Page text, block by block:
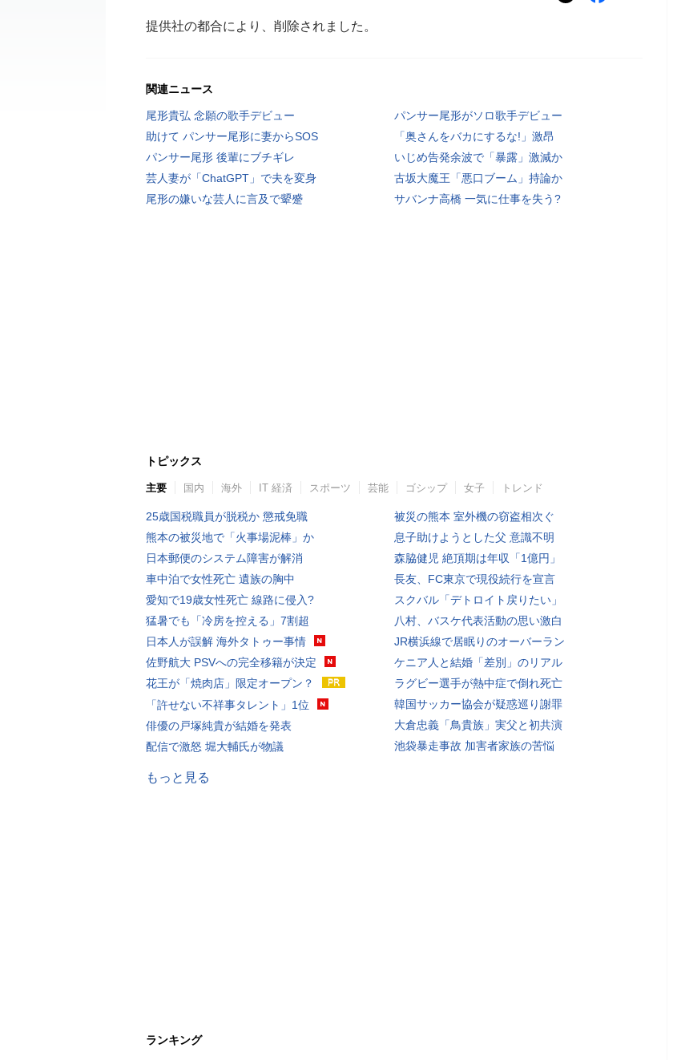
提供社の都合により、削除されました。
関連ニュース
尾形貴弘 念願の歌手デビュー
パンサー尾形がソロ歌手デビュー
助けて パンサー尾形に妻からSOS
「奥さんをバカにするな!」激昂
パンサー尾形 後輩にブチギレ
いじめ告発余波で「暴露」激減か
芸人妻が「ChatGPT」で夫を変身
古坂大魔王「悪口ブーム」持論か
尾形の嫌いな芸人に言及で顰蹙
サバンナ高橋 一気に仕事を失う?
トピックス
主要 国内 海外 IT 経済 スポーツ 芸能 ゴシップ 女子 トレンド
25歳国税職員が脱税か 懲戒免職
熊本の被災地で「火事場泥棒」か
日本郵便のシステム障害が解消
車中泊で女性死亡 遺族の胸中
愛知で19歳女性死亡 線路に侵入?
猛暑でも「冷房を控える」7割超
日本人が誤解 海外タトゥー事情
佐野航大 PSVへの完全移籍が決定
花王が「焼肉店」限定オープン？
「許せない不祥事タレント」1位
俳優の戸塚純貴が結婚を発表
配信で激怒 堀大輔氏が物議
被災の熊本 室外機の窃盗相次ぐ
息子助けようとした父 意識不明
森脇健児 絶頂期は年収「1億円」
長友、FC東京で現役続行を宣言
スクバル「デトロイト戻りたい」
八村、バスケ代表活動の思い激白
JR横浜線で居眠りのオーバーラン
ケニア人と結婚「差別」のリアル
ラグビー選手が熱中症で倒れ死亡
韓国サッカー協会が疑惑巡り謝罪
大倉忠義「鳥貴族」実父と初共演
池袋暴走事故 加害者家族の苦悩
もっと見る
ランキング